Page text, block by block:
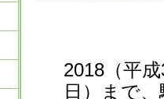
2018（平
日）まで